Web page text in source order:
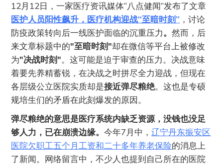
12月12日，一家医疗资讯媒体“八点健闻”发布了文章
医护人员阳性飙升，医疗机构迎战“至暗时刻” ，讨论
防疫政策转向后一线医护面临的沉重压力。然而，后
来文章标题中的"至暗时刻"却在微信等平台上被修改
为"决战时刻"。这可能是迫于审查的压力。决战意味
着要先养精蓄锐，在决战之时拼尽全力迎战，但现在
各层级公立医院实质却是接近弹尽粮绝。这也是专硕
规培生们的矛盾在此刻爆发的原因。
弹尽粮绝的意思是医疗系统内缺乏资源，没钱也没足
够人力，已在崩溃边缘。今年7月中，辽宁丹东振安区
医院欠职工五个月工资和二十多年养老保险的消息上
了新闻。网络留言中，不少人也提到自己所在的医院